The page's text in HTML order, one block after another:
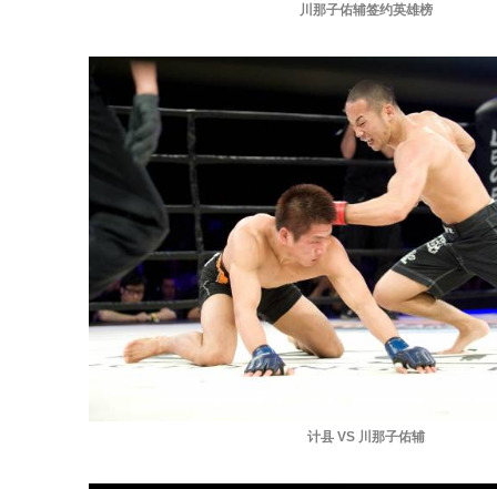
川那子佑辅签约英雄榜
计县 VS 川那子佑辅